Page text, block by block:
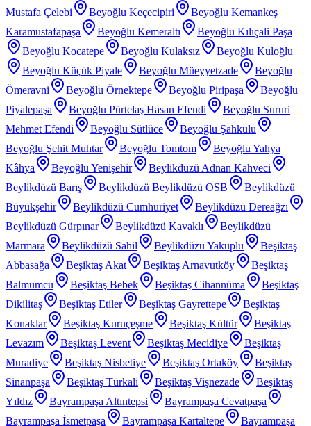
Mustafa Çelebi
Beyoğlu Keçecipiri
Beyoğlu Kemankeş
Karamustafapaşa
Beyoğlu Kemeraltı
Beyoğlu Kılıçali Paşa
Beyoğlu Kocatepe
Beyoğlu Kulaksız
Beyoğlu Kuloğlu
Beyoğlu Küçük Piyale
Beyoğlu Müeyyetzade
Beyoğlu
Ömeravni
Beyoğlu Örnektepe Beyoğlu Piripaşa
Beyoğlu
Piyalepaşa
Beyoğlu Pürtelaş Hasan Efendi
Beyoğlu Sururi
Mehmet Efendi
Beyoğlu Sütlüce
Beyoğlu Şahkulu
Beyoğlu Şehit Muhtar
Beyoğlu Tomtom
Beyoğlu Yahya
Kâhya
Beyoğlu Yenişehir
Beylikdüzü Adnan Kahveci
Beylikdüzü Barış
Beylikdüzü Beylikdüzü OSB
Beylikdüzü
Büyükşehir
Beylikdüzü Cumhuriyet
Beylikdüzü Dereağzı
Beylikdüzü Gürpınar
Beylikdüzü Kavaklı
Beylikdüzü
Marmara
Beylikdüzü Sahil Beylikdüzü Yakuplu
Beşiktaş
Abbasağa
Beşiktaş Akat Beşiktaş Arnavutköy
Beşiktaş
Balmumcu
Beşiktaş Bebek Beşiktaş Cihannüma
Beşiktaş
Dikilitaş
Beşiktaş Etiler Beşiktaş Gayrettepe
Beşiktaş
Konaklar
Beşiktaş Kuruçeşme Beşiktaş Kültür
Beşiktaş
Levazım
Beşiktaş Levent Beşiktaş Mecidiye
Beşiktaş
Muradiye
Beşiktaş Nisbetiye Beşiktaş Ortaköy
Beşiktaş
Sinanpaşa
Beşiktaş Türkali Beşiktaş Vişnezade
Beşiktaş
Yıldız
Bayrampaşa Altıntepsi
Bayrampaşa Cevatpaşa
Bayrampaşa İsmetpaşa
Bayrampaşa Kartaltepe
Bayrampaşa